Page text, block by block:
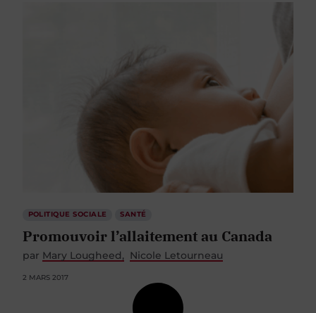
POLITIQUE SOCIALE SANTÉ
Promouvoir l’allaitement au Canada
par Mary Lougheed Nicole Letourneau
2 MARS 2017